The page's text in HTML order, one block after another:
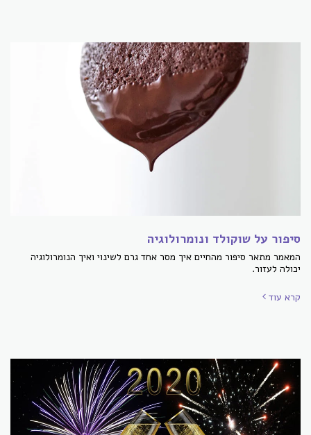
סיפור על שוקולד ונומרולוגיה
המאמר מתאר סיפור מהחיים איך מסר אחד גרם לשינוי ואיך הנומרולוגיה
יכולה לעזור.
קרא עוד